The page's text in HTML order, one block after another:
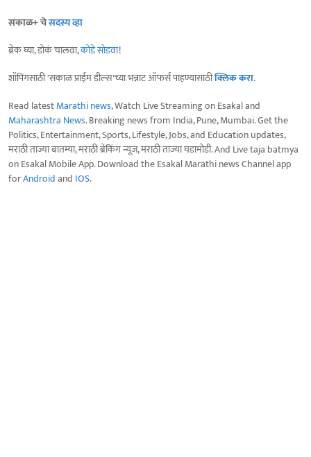
सकाळ+ चेसदस्य व्हा
ब्रेक घ्या, डोकं चालवा,कोडे सोडवा!
शॉपिंगसाठी 'सकाळ प्राईम डील्स'च्या भन्नाट ऑफर्स पाहण्यासाठीक्लिक करा.
Read latestMarathi news, Watch Live Streaming on Esakal and
Maharashtra News. Breaking news from India, Pune, Mumbai. Get the
Politics, Entertainment, Sports, Lifestyle, Jobs, and Education updates,
मराठी ताज्या बातम्या, मराठी ब्रेकिंग न्यूज, मराठी ताज्या घडामोडी. And Live taja batmya
on Esakal Mobile App. Download the Esakal Marathi news Channel app
forAndroidand IOS.